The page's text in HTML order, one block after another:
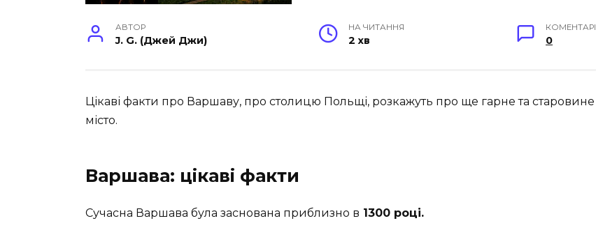
АВТОР
J. G. (Джей Джи)
НА ЧИТАННЯ
2 хв
КОМЕНТАРІ
0
Цікаві факти про Варшаву, про столицю Польщі, розкажуть про ще гарне та старовине
місто.
Варшава: цікаві факти
Сучасна Варшава була заснована приблизно в 1300 році.